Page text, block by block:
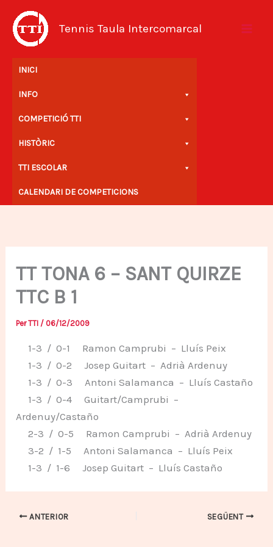
contingut
Tennis Taula Intercomarcal
INICI
INFO
COMPETICIÓ TTI
HISTÒRIC
TTI ESCOLAR
CALENDARI DE COMPETICIONS
TT TONA 6 – SANT QUIRZE
TTC B 1
Per TTI / 06/12/2009
1-3 / 0-1 Ramon Camprubi – Lluís Peix
1-3 / 0-2 Josep Guitart – Adrià Ardenuy
1-3 / 0-3 Antoni Salamanca – Lluís Castaño
1-3 / 0-4 Guitart/Camprubi –
Ardenuy/Castaño
2-3 / 0-5 Ramon Camprubi – Adrià Ardenuy
3-2 / 1-5 Antoni Salamanca – Lluís Peix
1-3 / 1-6 Josep Guitart – Lluís Castaño
ANTERIOR SEGÜENT